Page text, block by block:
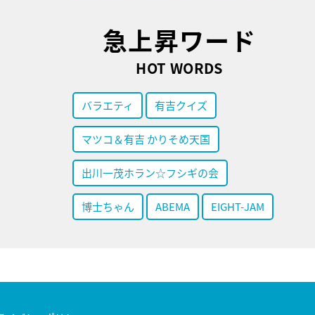
急上昇ワード
HOT WORDS
バラエティ 有吉クイズ
マツコ＆有吉 かりそめ天国
出川一茂ホラン☆フシギの会
博士ちゃん ABEMA EIGHT-JAM